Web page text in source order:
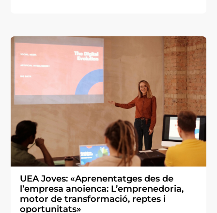
UEA Joves: «Aprenentatges des de
l’empresa anoienca: L’emprenedoria,
motor de transformació, reptes i
oportunitats»